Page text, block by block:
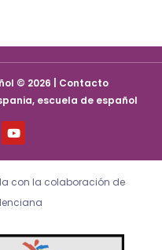
© 2026 | Contacto
escuela de español
Y
o
u
t
b
e
con la colaboración de